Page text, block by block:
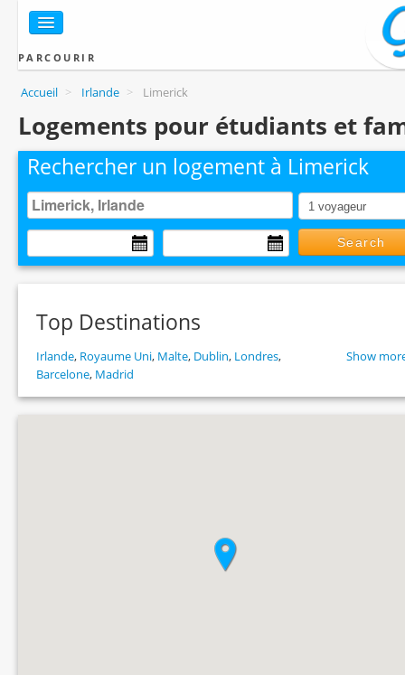
PARCOURIR
Accueil > Irlande > Limerick
Logements pour étudiants et
Rechercher un logement à Limerick
Search
Top Destinations
Irlande, Royaume Uni, Malte, Dublin, Londres,
Barcelone, Madrid
Show